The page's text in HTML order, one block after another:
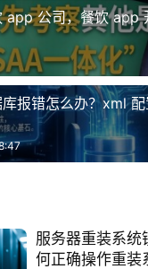
app 公司，餐饮 app
报错怎么办？xml
服务器重装系统
何正确操作重装